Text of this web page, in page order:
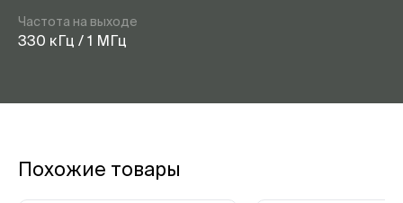
Частота на выходе
330 кГц / 1 МГц
Похожие товары